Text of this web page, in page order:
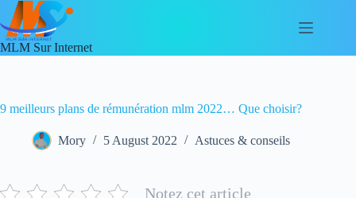
Skip
to
content
MLM Sur Internet
9 meilleurs plans de rémunération mlm 2022… Que choisir?
Mory 5 August 2022 Astuces & conseils
Notez cet article